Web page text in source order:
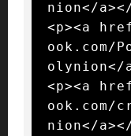
nion</
<p><a
ook.com/
olynion</
<p><a
ook.com/
nion</